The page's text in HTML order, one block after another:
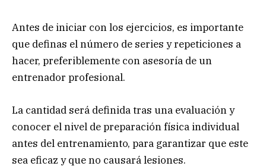
Antes de iniciar con los ejercicios, es importante
que definas el número de series y repeticiones a
hacer, preferiblemente con asesoría de un
entrenador profesional.
La cantidad será definida tras una evaluación y
conocer el nivel de preparación física individual
antes del entrenamiento, para garantizar que este
sea eficaz y que no causará lesiones.